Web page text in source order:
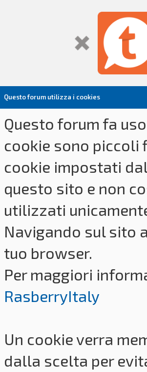
Questo forum utilizza i cookies
Questo forum fa
cookie sono piccoli
cookie impostati
questo sito e non
utilizzati
Navigando sul sito
tuo browser.
Per maggiori
RasberryItaly
Un cookie verra
dalla scelta per